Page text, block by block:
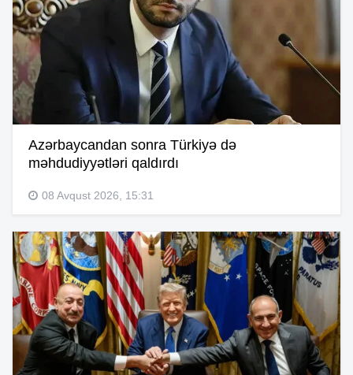
Azərbaycandan sonra Türkiyə də
məhdudiyyətləri qaldırdı
08 Avqust 2026, 15:31